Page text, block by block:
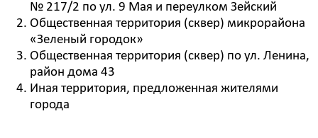
№ 217/2 по ул. 9 Мая и переулком Зейский
Общественная территория (сквер) микрорайона
«Зеленый городок»
Общественная территория (сквер) по ул. Ленина,
район дома 43
Иная территория, предложенная жителями
города